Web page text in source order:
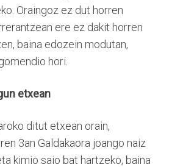
Oraingoz ez dut horren
ere ez dakit horren
baina edozein modutan,
hori.
etxean
ditut etxean orain,
3an Galdakaora joango naiz
kimio saio bat hartzeko, baina